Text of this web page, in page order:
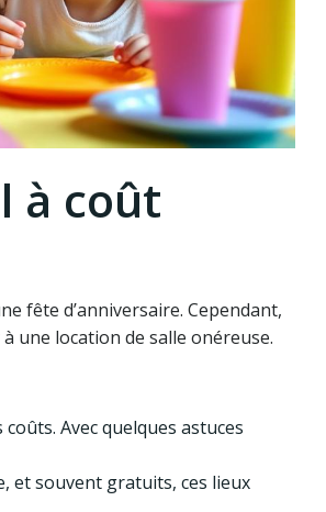
à coût
fête d’anniversaire. Cependant,
une location de salle onéreuse.
Avec quelques astuces
et souvent gratuits, ces lieux